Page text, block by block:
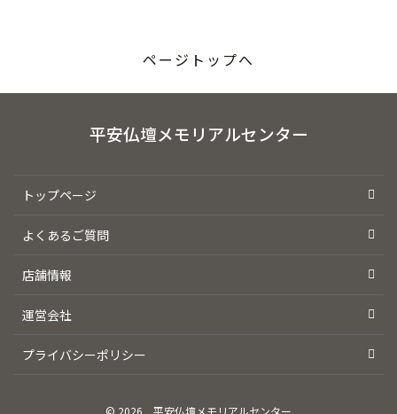
ページトップへ
平安仏壇メモリアルセンター
トップページ
よくあるご質問
店舗情報
運営会社
プライバシーポリシー
© 2026 平安仏壇メモリアルセンター